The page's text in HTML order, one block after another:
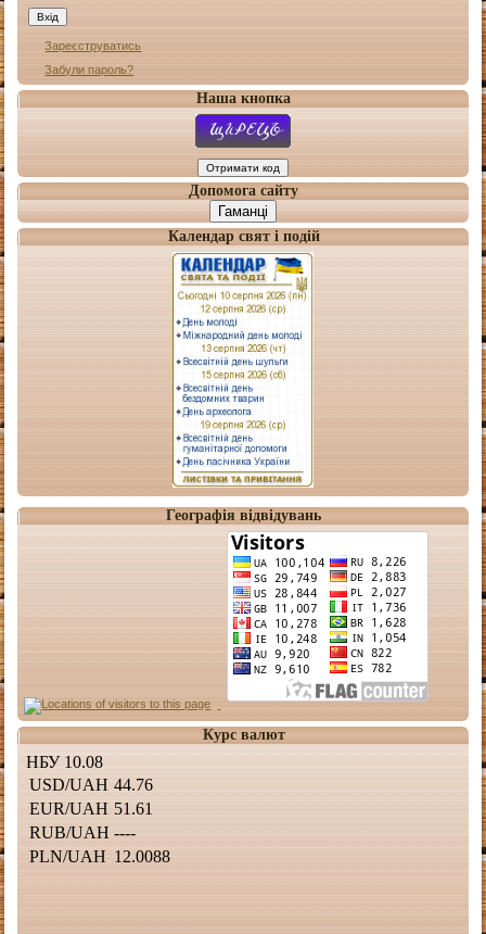
Зареєструватись
Забули пароль?
Наша кнопка
Допомога сайту
Гаманці
Календар свят і подій
Географія відвідувань
Курс валют